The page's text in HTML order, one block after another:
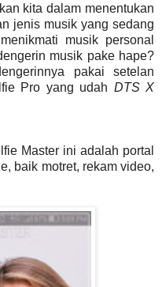
kita dalam menentukan
jenis musik yang sedang
musik personal
musik pake hape?
pakai setelan
Pro yang udah DTS X
Master ini adalah portal
baik motret, rekam video,